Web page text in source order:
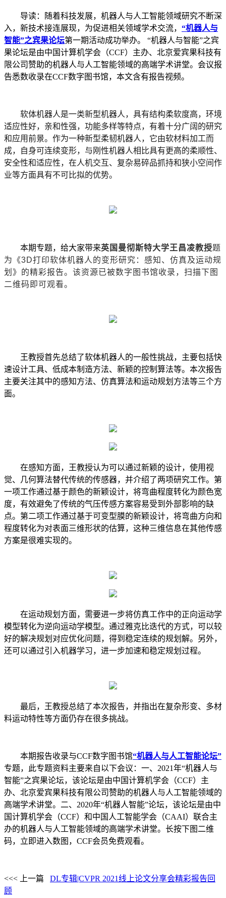
导读：随着科技发展，机器人与人工智能领域研究不断深
入，新技术接连展现，为促进相关领域学术交流， “机器人与
智能”之宾果论坛第一期活动成功举办。 “机器人与智能”之宾
果论坛是由中国计算机学会（CCF）主办、北京爱宾果科技有
限公司赞助的机器人与人工智能领域的高端学术讲堂。会议报
告悉数收录在CCF数字图书馆，本文含有报告视频。
软体机器人是一类新型机器人，具有结构柔软度高，环境
适应性好，亲和性强，功能多样等特点，有着十分广阔的研究
和应用前景。作为一种新型柔韧机器人，它由软材料加工而
成，自身可连续变形，与刚性机器人相比具有更高的柔顺性、
安全性和适应性，在人机交互、复杂易碎品抓持和狭小空间作
业等方面具有不可比拟的优势。
本期专题，给大家带来英国曼彻斯特大学王昌凌教授题
为《3D打印软体机器人的变形研究：感知、仿真及运动规
划》的精彩报告。该资源已被数字图书馆收录，扫描下图
二维码即可观看。
王教授首先总结了软体机器人的一般性挑战，主要包括快
速设计工具、低成本制造方法、新颖的控制算法等。本次报告
主要关注其中的感知方法、仿真算法和运动规划方法等三个方
面。
在感知方面，王教授认为可以通过新颖的设计，使用视
觉、几何算法替代传统的传感器，并介绍了两项研究工作。第
一项工作通过基于颜色的新颖设计，将弯曲程度转化为颜色宽
度，有效避免了传统的气压传感方案容易受到外部影响的缺
点。第二项工作通过基于可变型膜的新颖设计，将弯曲方向和
程度转化为对表面三维形状的估算，这种三维信息在其他传感
方案是很难实现的。
在运动规划方面，需要进一步将仿真工作中的正向运动学
模型转化为逆向运动学模型。通过雅克比迭代的方式，可以较
好的解决规划对应优化问题，得到稳定连续的规划解。另外，
还可以通过引入机器学习，进一步加速和稳定规划过程。
最后，王教授总结了本次报告，并指出在复杂形变、多材
料运动特性等方面仍存在很多挑战。
本期报告收录与CCF数字图书馆“机器人与人工智能论坛”
专题，此专题资料主要来自以下会议：一、2021年“机器人与
智能”之宾果论坛，该论坛是由中国计算机学会（CCF）主
办、北京爱宾果科技有限公司赞助的机器人与人工智能领域的
高端学术讲堂。二、2020年“机器人智能”论坛，该论坛是由中
国计算机学会（CCF）和中国人工智能学会（CAAI）联合主
办的机器人与人工智能领域的高端学术讲堂。长按下图二维
码，立即进入数图，CCF会员免费观看。
<<< 上一篇
DL专辑|CVPR 2021线上论文分享会精彩报告回
顾